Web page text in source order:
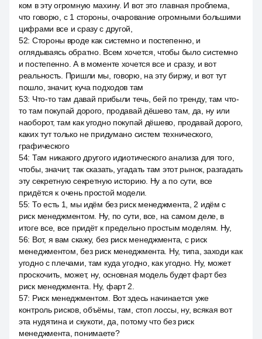
ком в эту огромную махину. И вот это главная проблема,
что говорю, с 1 стороны, очарование огромными большими
цифрами все и сразу с другой,
52: Стороны вроде как системно и постепенно, и
оглядываясь обратно. Всем хочется, чтобы было системно
и постепенно. А в моменте хочется все и сразу, и вот
реальность. Пришли мы, говорю, на эту биржу, и вот тут
пошло, значит, куча подходов там
53: Что-то там давай прибыли течь, бей по тренду, там что-
то там покупай дорого, продавай дёшево там, да, ну или
наоборот, там как угодно покупай дёшево, продавай дорого,
каких тут только не придумано систем технического,
графического
54: Там никакого другого идиотического анализа для того,
чтобы, значит, так сказать, угадать там этот рынок, разгадать
эту секретную секретную историю. Ну а по сути, все
придётся к очень простой модели.
55: То есть 1, мы идём без риск менеджмента, 2 идём с
риск менеджментом. Ну, по сути, все, на самом деле, в
итоге все, все придёт к предельно простым моделям. Ну,
56: Вот, я вам скажу, без риск менеджмента, с риск
менеджментом, без риск менеджмента. Ну, типа, заходи как
угодно с плечами, там куда угодно, как угодно. Ну, может
проскочить, может, ну, основная модель будет фарт без
риск менеджмента. Ну, фарт 2.
57: Риск менеджментом. Вот здесь начинается уже
контроль рисков, объёмы, там, стоп лоссы, ну, всякая вот
эта нудятина и скукоти, да, потому что без риск
менеджмента, понимаете?